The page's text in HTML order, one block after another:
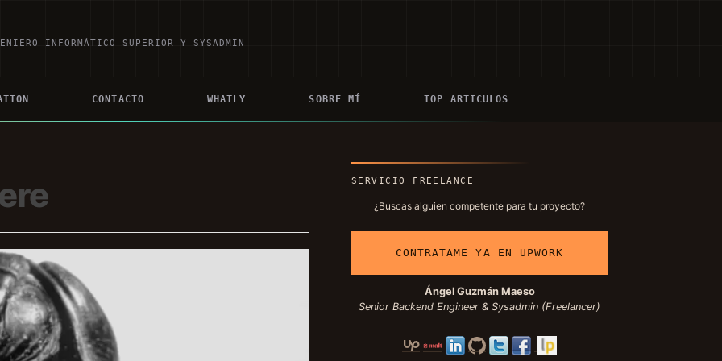
INFORMÁTICO SUPERIOR Y SYSADMIN
CONTACTO WHATLY SOBRE MÍ TOP ARTICULOS
SERVICIO FREELANCE
¿Buscas alguien competente para tu proyecto?
CONTRATAME YA EN UPWORK
Ángel Guzmán Maeso
Senior Backend Engineer & Sysadmin (Freelancer)